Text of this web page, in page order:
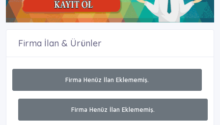
Firma İlan & Ürünler
Firma Henüz İlan Eklememiş.
Firma Henüz İlan Eklememiş.